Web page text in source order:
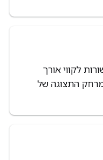
לקווי אורך
מרחק התצוגה של